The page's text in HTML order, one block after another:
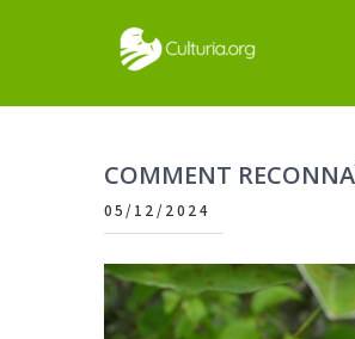
Culturia
COMMENT
05/12/2024